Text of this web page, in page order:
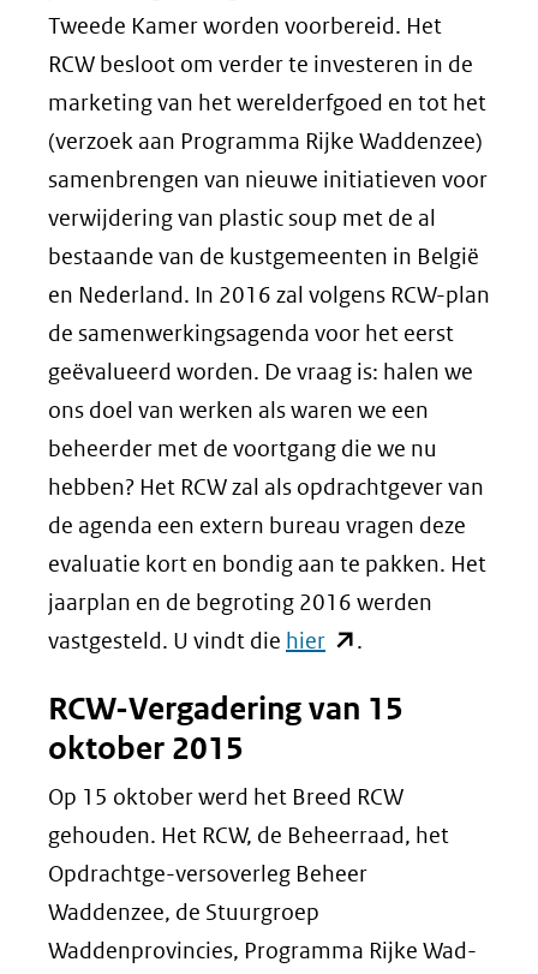
Tweede Kamer worden voorbereid. Het
RCW besloot om verder te investeren in de
marketing van het werelderfgoed en tot het
(verzoek aan Programma Rijke Waddenzee)
samenbrengen van nieuwe initiatieven voor
verwijdering van plastic soup met de al
bestaande van de kustgemeenten in België
en Nederland. In 2016 zal volgens RCW-plan
de samenwerkingsagenda voor het eerst
geëvalueerd worden. De vraag is: halen we
ons doel van werken als waren we een
beheerder met de voortgang die we nu
hebben? Het RCW zal als opdrachtgever van
de agenda een extern bureau vragen deze
evaluatie kort en bondig aan te pakken. Het
jaarplan en de begroting 2016 werden
vastgesteld. U vindt die hier(opent
nieuw
(verwijst
naar
een
website)
.
RCW-Vergadering van 15
oktober 2015
Op 15 oktober werd het Breed RCW
gehouden. Het RCW, de Beheerraad, het
Opdrachtge-versoverleg Beheer
Waddenzee, de Stuurgroep
Waddenprovincies, Programma Rijke Wad-